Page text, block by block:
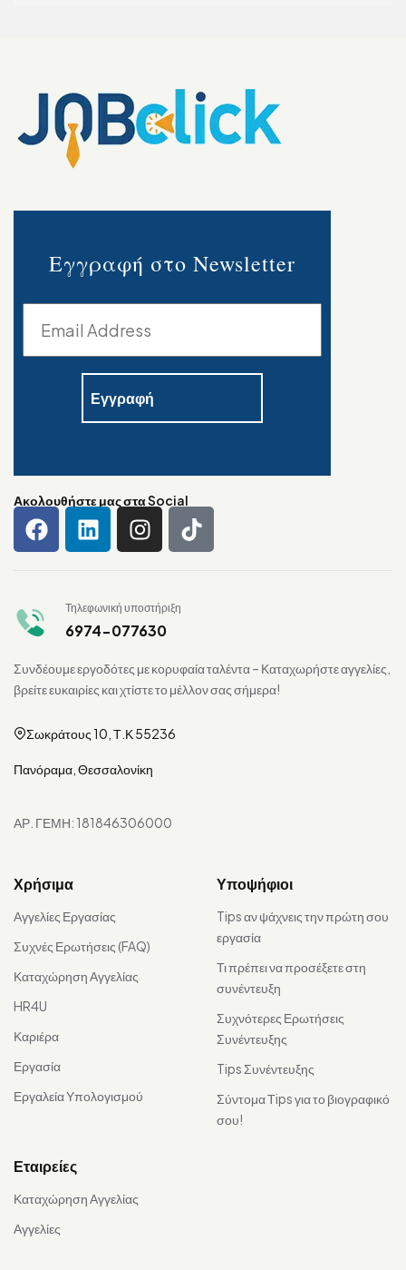
Εγγραφή στο Newsletter
Ακολουθήστε μας στα Social
Τηλεφωνική υποστήριξη
6974-077630
Συνδέουμε εργοδότες με κορυφαία ταλέντα – Καταχωρήστε αγγελίες,
βρείτε ευκαιρίες και χτίστε το μέλλον σας σήμερα!
Σωκράτους 10, Τ.Κ 55236
Πανόραμα, Θεσσαλονίκη
ΑΡ. ΓΕΜΗ: 181846306000
Χρήσιμα
Αγγελίες Εργασίας
Συχνές Ερωτήσεις (FAQ)
Καταχώρηση Αγγελίας
HR4U
Καριέρα
Εργασία
Εργαλεία Υπολογισμού
Υποψήφιοι
Tips αν ψάχνεις την πρώτη σου
εργασία
Τι πρέπει να προσέξετε στη
συνέντευξη
Συχνότερες Ερωτήσεις
Συνέντευξης
Tips Συνέντευξης
Σύντομα Τips για το βιογραφικό
σου!
Εταιρείες
Καταχώρηση Αγγελίας
Αγγελίες